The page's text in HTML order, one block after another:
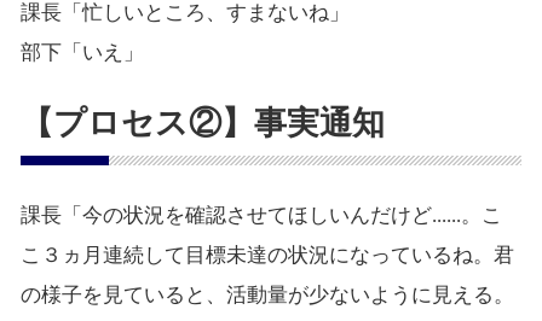
課長「忙しいところ、すまないね」
部下「いえ」
【プロセス②】事実通知
課長「今の状況を確認させてほしいんだけど......。こ
こ３ヵ月連続して目標未達の状況になっているね。君
の様子を見ていると、活動量が少ないように見える。